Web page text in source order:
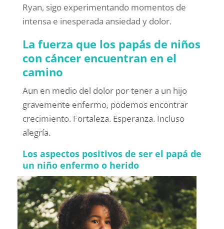
Ryan, sigo experimentando momentos de
intensa e inesperada ansiedad y dolor.
La fuerza que los papás de niños
con cáncer encuentran en el
camino
Aun en medio del dolor por tener a un hijo
gravemente enfermo, podemos encontrar
crecimiento. Fortaleza. Esperanza. Incluso
alegría.
Los aspectos positivos de ser el papá de
un niño enfermo o herido